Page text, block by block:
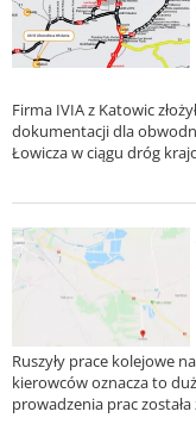
Firma IVIA z Katowic
dokumentacji dla
Łowicza w ciągu dróg
Ruszyły prace kolejowe
kierowców oznacza to
prowadzenia prac